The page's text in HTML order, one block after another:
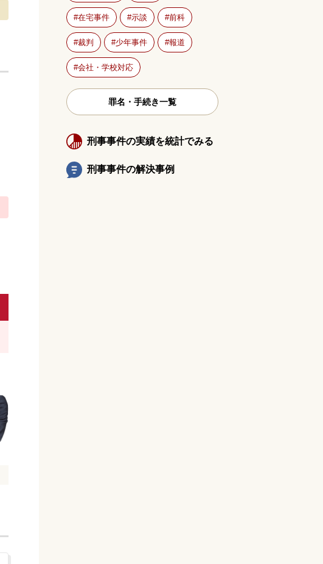
在宅事件 示談 前科
裁判 少年事件 報道
会社・学校対応
罪名・手続き一覧
刑事事件の実績を統計でみる
刑事事件の解決事例